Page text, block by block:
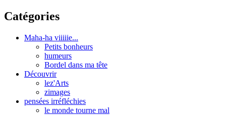
Catégories
Maha-ha viiiiie...
Petits bonheurs
humeurs
Bordel dans ma tête
Découvrir
lez'Arts
zimages
pensées irréfléchies
le monde tourne mal